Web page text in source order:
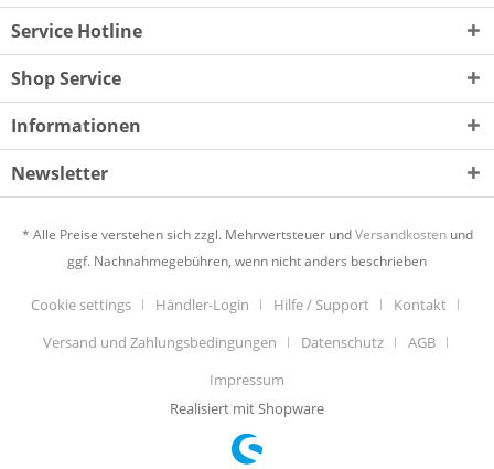
Service Hotline
Shop Service
Informationen
Newsletter
* Alle Preise verstehen sich zzgl. Mehrwertsteuer undVersandkostenund
ggf. Nachnahmegebühren, wenn nicht anders beschrieben
Cookie settings Händler-Login Hilfe / Support
Kontakt
Versand und Zahlungsbedingungen
Datenschutz
AGB
Impressum
Realisiert mit Shopware